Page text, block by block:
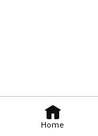
Home